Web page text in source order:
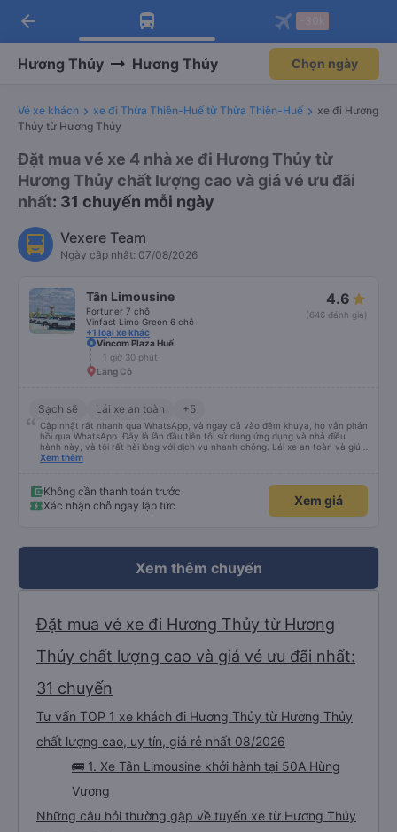
Tải app Vexere ngay!
Nhận ưu đãi thành viên độc
Mở app
Tải app Vexere
-30k/ghế khi đặt vé máy bay qua
Mở app
arrow_back
Hương Thủy Hương Thủy Chọn ngày
Vé xe khách xe đi Thừa Thiên-Huế từ Thừa Thiên-Huế
xe đi Hương
Thủy từ Hương Thủy
Đặt mua vé xe 4 nhà xe đi Hương Thủy từ
Hương Thủy chất lượng cao và giá vé ưu đãi
nhất: 31 chuyến mỗi ngày
Vexere Team
Ngày cập nhật: 07/08/2026
Tân Limousine
Fortuner 7 chỗ
Vinfast Limo Green 6 chỗ
+1 loại xe khác
4.6
(646 đánh giá)
Vincom Plaza Huế
1 giờ 30 phút
Lăng Cô
Sạch sẽ Lái xe an toàn +5
Cập nhật rất nhanh qua WhatsApp, và ngay cả vào đêm khuya, họ vẫn phản
hồi qua WhatsApp. Đây là lần đầu tiên tôi sử dụng ứng dụng và nhà điều
hành này, và tôi rất hài lòng với dịch vụ nhanh chóng. Lái xe an toàn và giúp
tôi đến khách sạn ở Huế, mặc dù tôi không báo trước khi đặt xe và tài xế đã
của họ một lần nữa cho chuyến trở về Đà Nẵng.
Xem thêm
Không cần thanh toán trước
Xác nhận chỗ ngay lập tức
Xem giá
Xem thêm chuyến
Đặt mua vé xe đi Hương Thủy từ Hương
Thủy chất lượng cao và giá vé ưu đãi nhất:
31 chuyến
Tư vấn TOP 1 xe khách đi Hương Thủy từ Hương Thủy
chất lượng cao, uy tín, giá rẻ nhất 08/2026
🚌 1. Xe Tân Limousine khởi hành tại 50A Hùng
Vương
Những câu hỏi thường gặp về tuyến xe từ Hương Thủy